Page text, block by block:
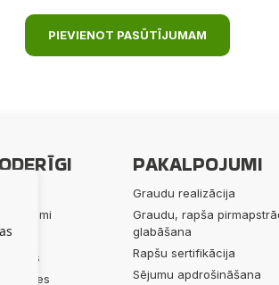
PIEVIENOT PASŪTĪJUMAM
mums
PAKALPOJUMI
Graudu realizācija
Graudu, rapša
glabāšana
Rapšu sertifikācija
Sējumu apdrošināšana